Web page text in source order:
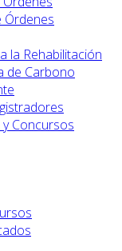
Órdenes
la Rehabilitación
de Carbono
Concursos